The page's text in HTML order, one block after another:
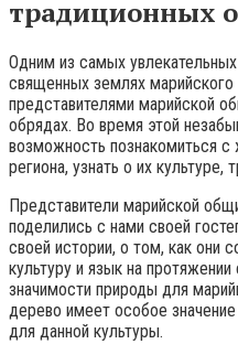
традиционных
Одним из самых
священных землях
представителями марийской
обрядах. Во время этой
возможность познакомиться с
региона, узнать о их культуре,
Представители марийской
поделились с нами своей
своей истории, о том, как они
культуру и язык на
значимости природы для
дерево имеет особое
для данной культуры.